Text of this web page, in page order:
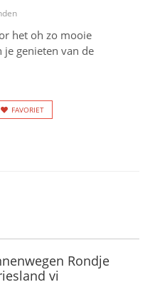
het oh zo mooie
genieten van de
FAVORIET
Rondje
vi